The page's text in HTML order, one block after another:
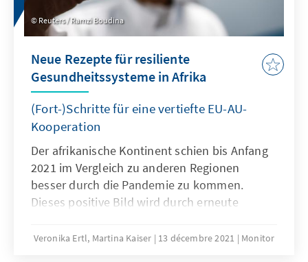
Reuters / Ramzi Boudina
Neue Rezepte für resiliente
Gesundheitssysteme in Afrika
(Fort-)Schritte für eine vertiefte EU-AU-
Kooperation
Der afrikanische Kontinent schien bis Anfang
2021 im Vergleich zu anderen Regionen
besser durch die Pandemie zu kommen.
Dieses positive Bild wird durch erneute
Fallzahlen durch die jüngst in Botswana und
Veronika Ertl, Martina Kaiser 13 décembre 2021 Monitor